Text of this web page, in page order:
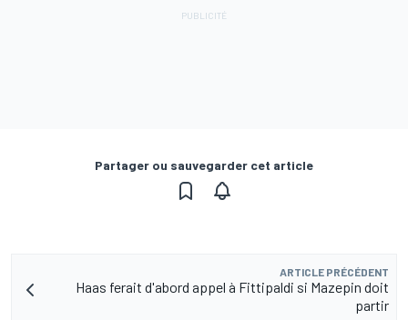
Partager ou sauvegarder cet article
ARTICLE PRÉCÉDENT
Haas ferait d'abord appel à Fittipaldi si Mazepin doit
partir